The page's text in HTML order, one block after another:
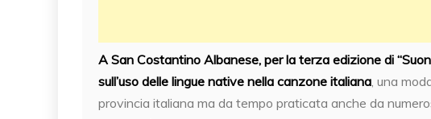
A San Costantino Albanese, per la terza edizione di
sull’uso delle lingue native nella canzone italiana, una
provincia italiana ma da tempo praticata anche da